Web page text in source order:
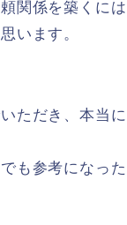
関係を築くに
います。
ただき、本当
も参考になっ